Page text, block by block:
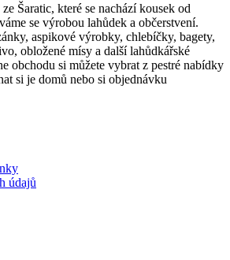
Šaratic, které se nachází kousek od
se výrobou lahůdek a občerstvení.
aspikové výrobky, chlebíčky, bagety,
obložené mísy a další lahůdkářské
obchodu si můžete vybrat z pestré nabídky
si je domů nebo si objednávku
údajů